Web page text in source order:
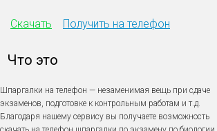
Скачать Получить на телефон
Что это
Шпаргалки на телефон — незаменимая вещь при сдаче
экзаменов, подготовке к контрольным работам и т.д.
Благодаря нашему сервису вы получаете возможность